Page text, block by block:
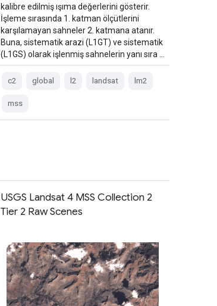
kalibre edilmiş ışıma değerlerini gösterir.
İşleme sırasında 1. katman ölçütlerini
karşılamayan sahneler 2. katmana atanır.
Buna, sistematik arazi (L1GT) ve sistematik
(L1GS) olarak işlenmiş sahnelerin yanı sıra …
c2 global l2 landsat lm2
mss
USGS Landsat 4 MSS Collection 2
Tier 2 Raw Scenes